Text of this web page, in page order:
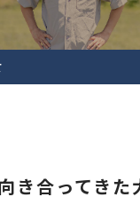
き合ってきた